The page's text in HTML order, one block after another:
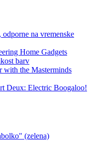
na vremenske
Home Gadgets
barv
with the Masterminds
Deux: Electric Boogaloo!
(zelena)